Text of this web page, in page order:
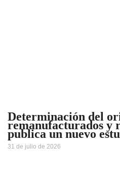
Determinación del
remanufacturados y
publica un nuevo
31 de julio de 2026